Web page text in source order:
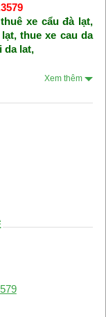
xe cẩu đà lạt,
,thue xe cau da
da lat,
Xem thêm